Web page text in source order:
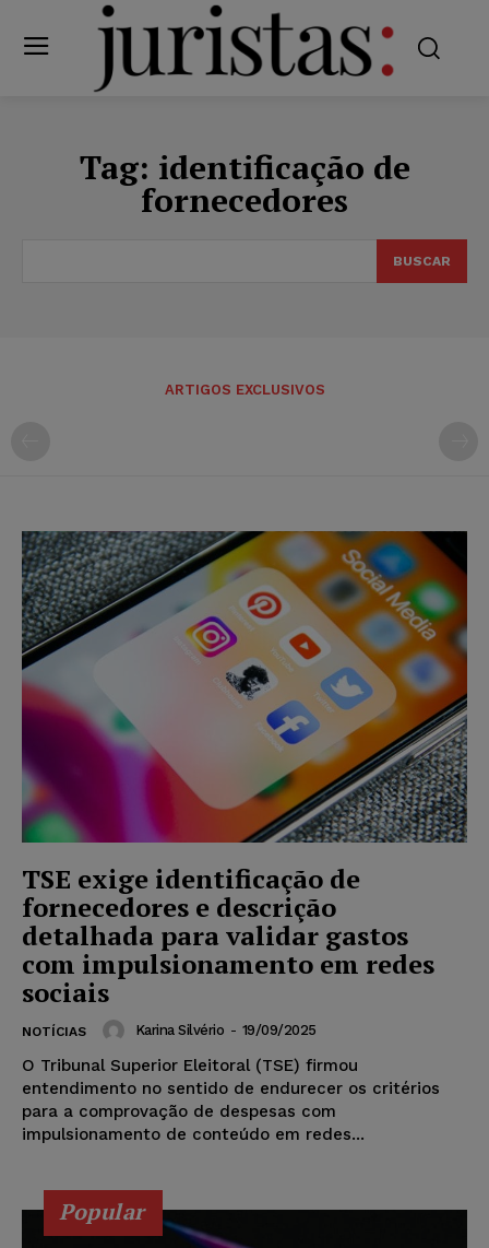
Tag: identificação de
fornecedores
BUSCAR
ARTIGOS EXCLUSIVOS
TSE exige identificação de
fornecedores e descrição
detalhada para validar gastos
com impulsionamento em redes
sociais
NOTÍCIAS Karina Silvério - 19/09/2025
O Tribunal Superior Eleitoral (TSE) firmou
entendimento no sentido de endurecer os critérios
para a comprovação de despesas com
impulsionamento de conteúdo em redes...
Popular